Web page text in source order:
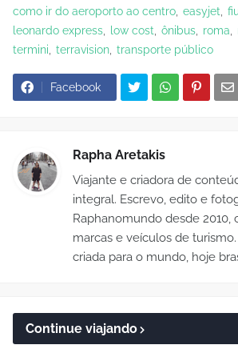
como ir do aeroporto ao centro easyjet
leonardo express
low cost ônibus roma
termini
terravision transporte público
Facebook
Rapha Aretakis
Viajante e criadora de
integral. Escrevo, edito e
Raphanomundo desde 2010,
marcas e veículos de
criada para o mundo, hoje
Continue viajando